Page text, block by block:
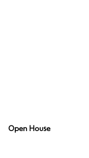
Open House